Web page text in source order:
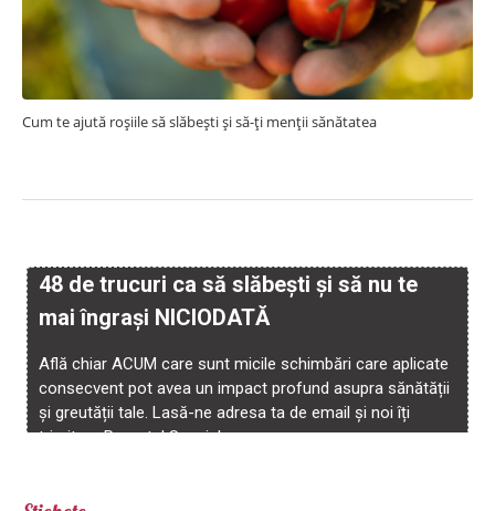
Cum te ajută roșiile să slăbești și să-ți menții sănătatea